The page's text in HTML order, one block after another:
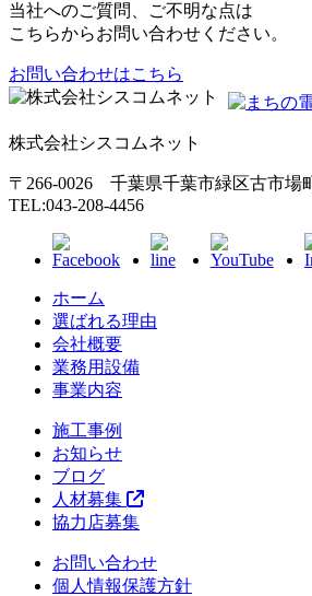
当社へのご質問、ご不明な点は
こちらからお問い合わせください。
お問い合わせはこちら
株式会社シスコムネット
〒266-0026 千葉県千葉市緑区古市場
TEL:043-208-4456
ホーム
選ばれる理由
会社概要
業務用設備
事業内容
施工事例
お知らせ
ブログ
人材募集
協力店募集
お問い合わせ
個人情報保護方針